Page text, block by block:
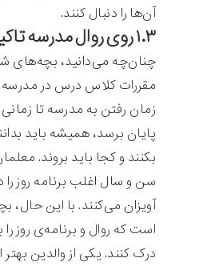
آن‌ها را دنبال کنند.
۱.۳ روی روال مدرسه تاکید داشته باشید
چنان‌چه می‌دانید، بچه‌های
مقررات کلاس درس در مدرسه
زمان رفتن به مدرسه تا
پایان برسد، همیشه باید
بکنند و کجا باید بروند.
سن و سال اغلب برنامه روز
آویزان می‌کنند. با این حال،
است که روال و برنامه‌ی روز
درک کنند. یکی از والدین